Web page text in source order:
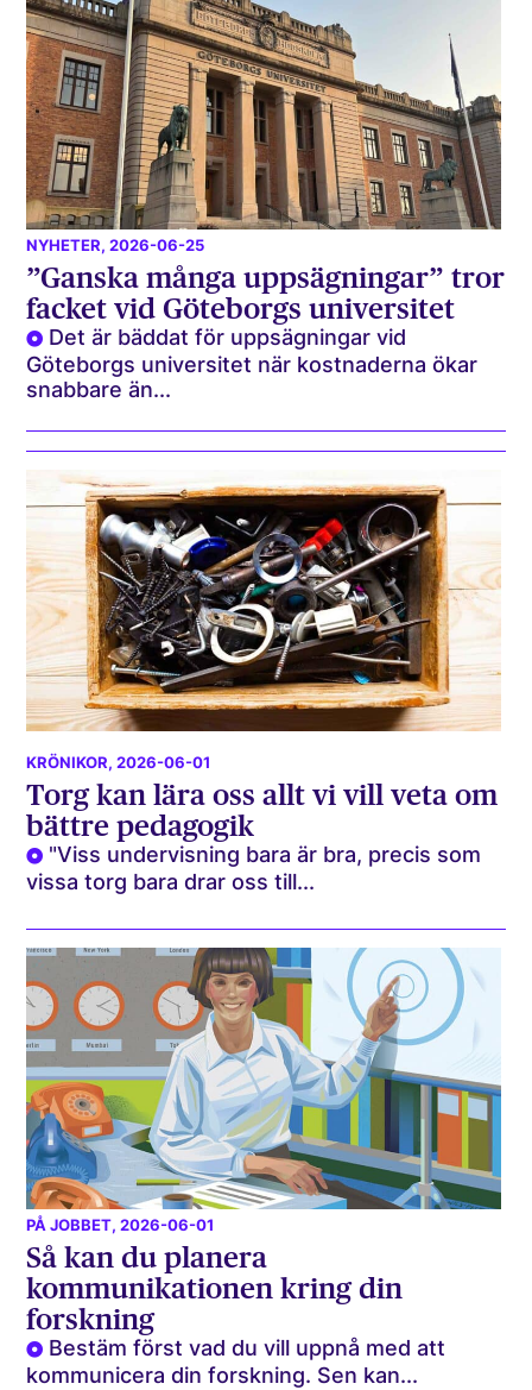
NYHETER, 2026-06-25
”Ganska många uppsägningar” tror
facket vid Göteborgs universitet
Det är bäddat för uppsägningar vid
Göteborgs universitet när kostnaderna ökar
snabbare än...
KRÖNIKOR, 2026-06-01
Torg kan lära oss allt vi vill veta om
bättre pedagogik
"Viss undervisning bara är bra, precis som
vissa torg bara drar oss till...
PÅ JOBBET, 2026-06-01
Så kan du planera
kommunikationen kring din
forskning
Bestäm först vad du vill uppnå med att
kommunicera din forskning. Sen kan...